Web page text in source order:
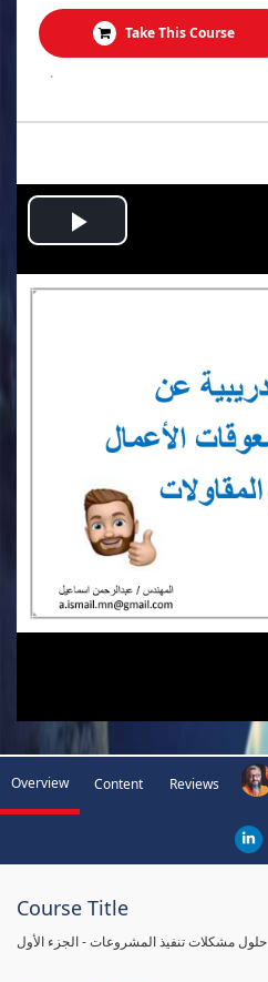
Take This Course
.
Play
Video
Overview Content Reviews
Course Title
حلول مشكلات تنفيذ المشروعات - الجزء الأول